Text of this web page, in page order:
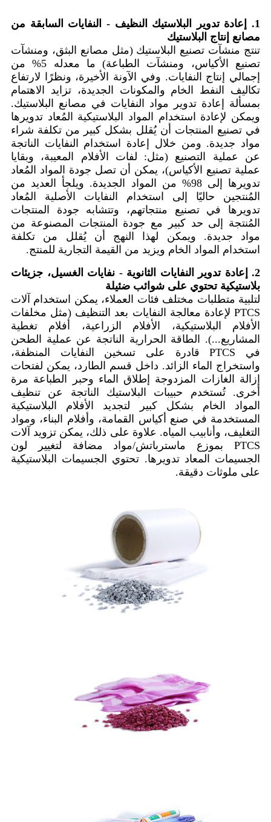
1. إعادة تدوير البلاستيك النظيف - النفايات السابقة من
مصانع إنتاج البلاستيك
تنتج منشآت تصنيع البلاستيك (مثل مصانع البثق، ومنشآت
تصنيع الأكياس، ومنشآت الطباعة) ما معدله 5% من
إجمالي إنتاج النفايات. وفي الآونة الأخيرة، ونظرًا لارتفاع
تكاليف النفط الخام والمكونات الجديدة، تزايد الاهتمام
بمسألة إعادة تدوير مواد النفايات في مصانع البلاستيك.
ويمكن لإعادة استخدام المواد البلاستيكية المُعاد تدويرها
في تصنيع المنتجات أن يُقلل بشكل كبير من تكلفة شراء
مواد جديدة. ومن خلال إعادة استخدام النفايات الناتجة
عن عملية التصنيع (مثل: لفات الأفلام المعيبة، وبقايا
عملية تصنيع الأكياس)، يمكن أن تصل جودة المواد المُعاد
تدويرها إلى 98% من المواد الجديدة. ويلجأ العديد من
المُنتجين حاليًا إلى استخدام النفايات الأصلية المُعاد
تدويرها في تصنيع منتجاتهم، وتتشابه جودة المنتجات
المُنتجة إلى حد كبير مع جودة المنتجات المصنوعة من
مواد جديدة. ويمكن لهذا النهج أن يُقلل من تكلفة
استخدام المواد الخام ويزيد من القيمة التجارية للمنتج.
2. إعادة تدوير النفايات الثانوية - نفايات الغسيل، جزيئات
بلاستيكية تحتوي على شوائب ضئيلة
لتلبية متطلبات مختلف فئات العملاء، يمكن استخدام آلات
PTCS لإعادة معالجة النفايات بعد التنظيف (مثل مخلفات
الأفلام البلاستيكية، الأفلام الزراعية، أفلام تغطية
المشاريع...). الطاقة الحرارية الناتجة عن عملية الطحن
في PTCS قادرة على تسخين النفايات المنظفة،
واستخراج الماء الزائد. داخل قسم الطارد، يمكن لفتحات
إزالة الغازات المزدوجة إطلاق الماء وحبر الطباعة مرة
أخرى. تُستخدم حبيبات البلاستيك الناتجة عن تنظيف
المواد الخام بشكل كبير لتجديد الأفلام البلاستيكية
المستخدمة في صنع أكياس القمامة، وأفلام البناء، ومواد
التغليف، وأنابيب المياه. علاوة على ذلك، يمكن تزويد آلات
PTCS بموزع ماسترباتش/مواد مضافة لتغيير لون
الجسيمات المعاد تدويرها. تحتوي الجسيمات البلاستيكية
على ملوثات دقيقة.